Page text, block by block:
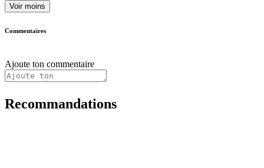
Voir moins
Commentaires
Ajoute ton commentaire
Recommandations